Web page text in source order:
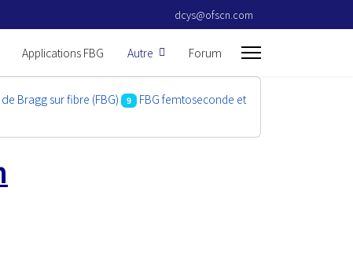
dcys@ofscn.com
Applications FBG Autre Forum
Bragg sur fibre (FBG) 9
FBG femtoseconde et